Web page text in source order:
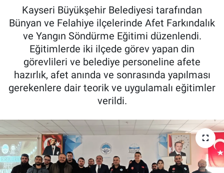
Kayseri Büyükşehir Belediyesi tarafından
Bünyan ve Felahiye ilçelerinde Afet Farkındalık
ve Yangın Söndürme Eğitimi düzenlendi.
Eğitimlerde iki ilçede görev yapan din
görevlileri ve belediye personeline afete
hazırlık, afet anında ve sonrasında yapılması
gerekenlere dair teorik ve uygulamalı eğitimler
verildi.